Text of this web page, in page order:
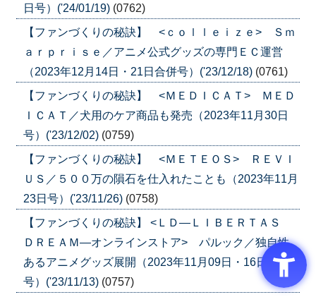
日号）('24/01/19) (0762)
【ファンづくりの秘訣】 <ｃｏｌｌｅｉｚｅ> Ｓｍ
ａｒｐｒｉｓｅ／アニメ公式グッズの専門ＥＣ運営
（2023年12月14日・21日合併号）('23/12/18) (0761)
【ファンづくりの秘訣】 <ＭＥＤＩＣＡＴ> ＭＥＤ
ＩＣＡＴ／犬用のケア商品も発売（2023年11月30日
号）('23/12/02) (0759)
【ファンづくりの秘訣】 <ＭＥＴＥＯＳ> ＲＥＶＩ
ＵＳ／５００万の隕石を仕入れたことも（2023年11月
23日号）('23/11/26) (0758)
【ファンづくりの秘訣】 <ＬＤ―ＬＩＢＥＲＴＡＳ
ＤＲＥＡＭ―オンラインストア> パルック／独自性
あるアニメグッズ展開（2023年11月09日・16日 合併
号）('23/11/13) (0757)